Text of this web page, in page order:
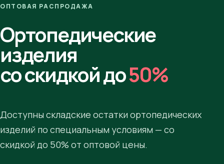
ОПТОВАЯ РАСПРОДАЖА
Ортопедические
изделия
со скидкой до50%
Доступны складские остатки ортопедических
изделий по специальным условиям — со
скидкой до 50% от оптовой цены.